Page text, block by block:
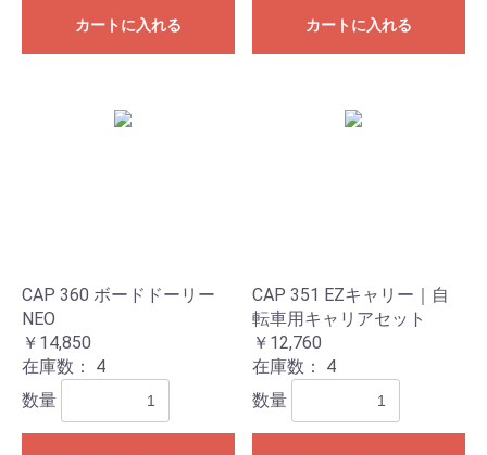
カートに入れる カートに入れる
CAP 360 ボードドーリー
NEO
￥14,850
在庫数： 4
数量
CAP 351 EZキャリー｜自
転車用キャリアセット
￥12,760
在庫数： 4
数量